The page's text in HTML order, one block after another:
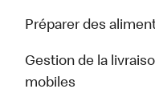
Préparer des
Gestion de la
mobiles